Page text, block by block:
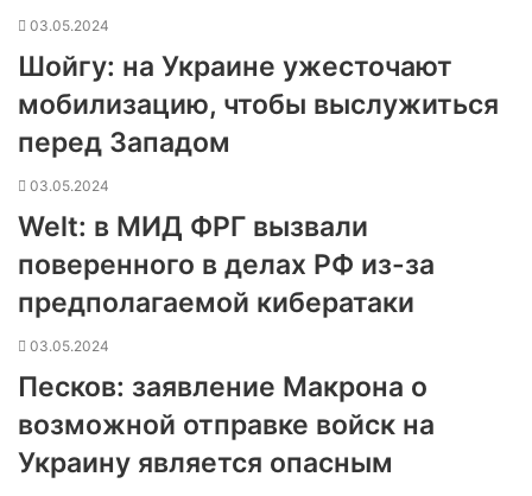
03.05.2024
Шойгу: на Украине ужесточают
мобилизацию, чтобы выслужиться
перед Западом
03.05.2024
Welt: в МИД ФРГ вызвали
поверенного в делах РФ из-за
предполагаемой кибератаки
03.05.2024
Песков: заявление Макрона о
возможной отправке войск на
Украину является опасным